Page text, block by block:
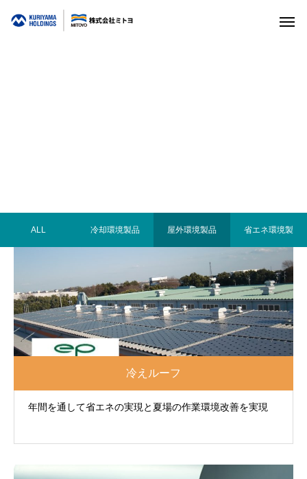
ALL 冷却環境製品 屋外環境製品 省エネ環境製
冷えルーフ
年間を通して省エネの実現と夏場の作業環境改善を実現